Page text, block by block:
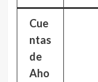
Cue
ntas
de
Aho